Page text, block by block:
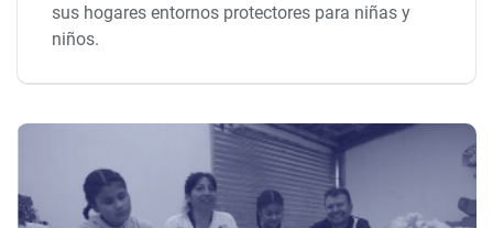
sus hogares entornos protectores para niñas y
niños.